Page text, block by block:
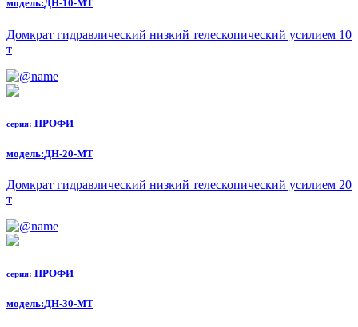
модель:ДН-10-МТ
Домкрат гидравлический низкий телескопический усилием 10
т
серия: ПРОФИ
модель:ДН-20-МТ
Домкрат гидравлический низкий телескопический усилием 20
т
серия: ПРОФИ
модель:ДН-30-МТ